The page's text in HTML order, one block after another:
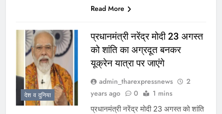
Read More
देश व दुनिया
प्रधानमंत्री नरेंद्र मोदी 23 अगस्त
को शांति का अग्रदूत बनकर
यूक्रेन यात्रा पर जाएंगे
admin_tharexpressnews
2
years ago
0 1 mins
प्रधानमंत्री नरेंद्र मोदी 23 अगस्त को शांति